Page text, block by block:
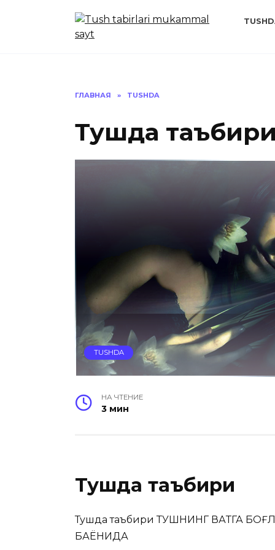
ГЛАВНАЯ » TUSHDA
Тушда
TUSHDA
НА ЧТЕНИЕ
3 мин
Тушда таъбири
Тушда таъбири ТУШНИНГ ВАҚТГА
БАЁНИДА